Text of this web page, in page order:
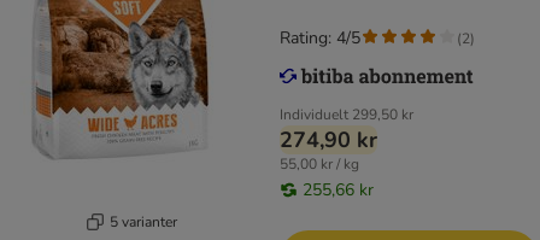
5 varianter
Individuelt 299,50 kr
274,90 kr
55,00 kr / kg
255,66 kr
Rating: 4/5 (2)